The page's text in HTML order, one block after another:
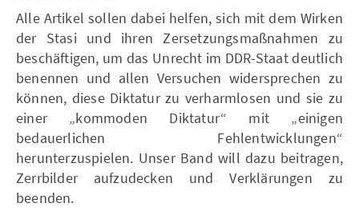
Alle Artikel sollen dabei helfen, sich mit dem Wirken
der Stasi und ihren Zersetzungsmaßnahmen zu
beschäftigen, um das Unrecht im DDR-Staat deutlich
benennen und allen Versuchen widersprechen zu
können, diese Diktatur zu verharmlosen und sie zu
einer „kommoden Diktatur“ mit „einigen
bedauerlichen Fehlentwicklungen“
herunterzuspielen. Unser Band will dazu beitragen,
Zerrbilder aufzudecken und Verklärungen zu
beenden.